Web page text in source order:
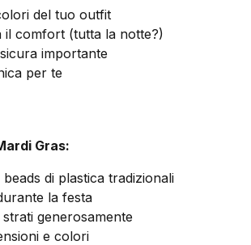
del tuo outfit
il comfort (tutta la notte?)
importante
per te
Gras:
beads di plastica tradizionali
la festa
generosamente
e colori